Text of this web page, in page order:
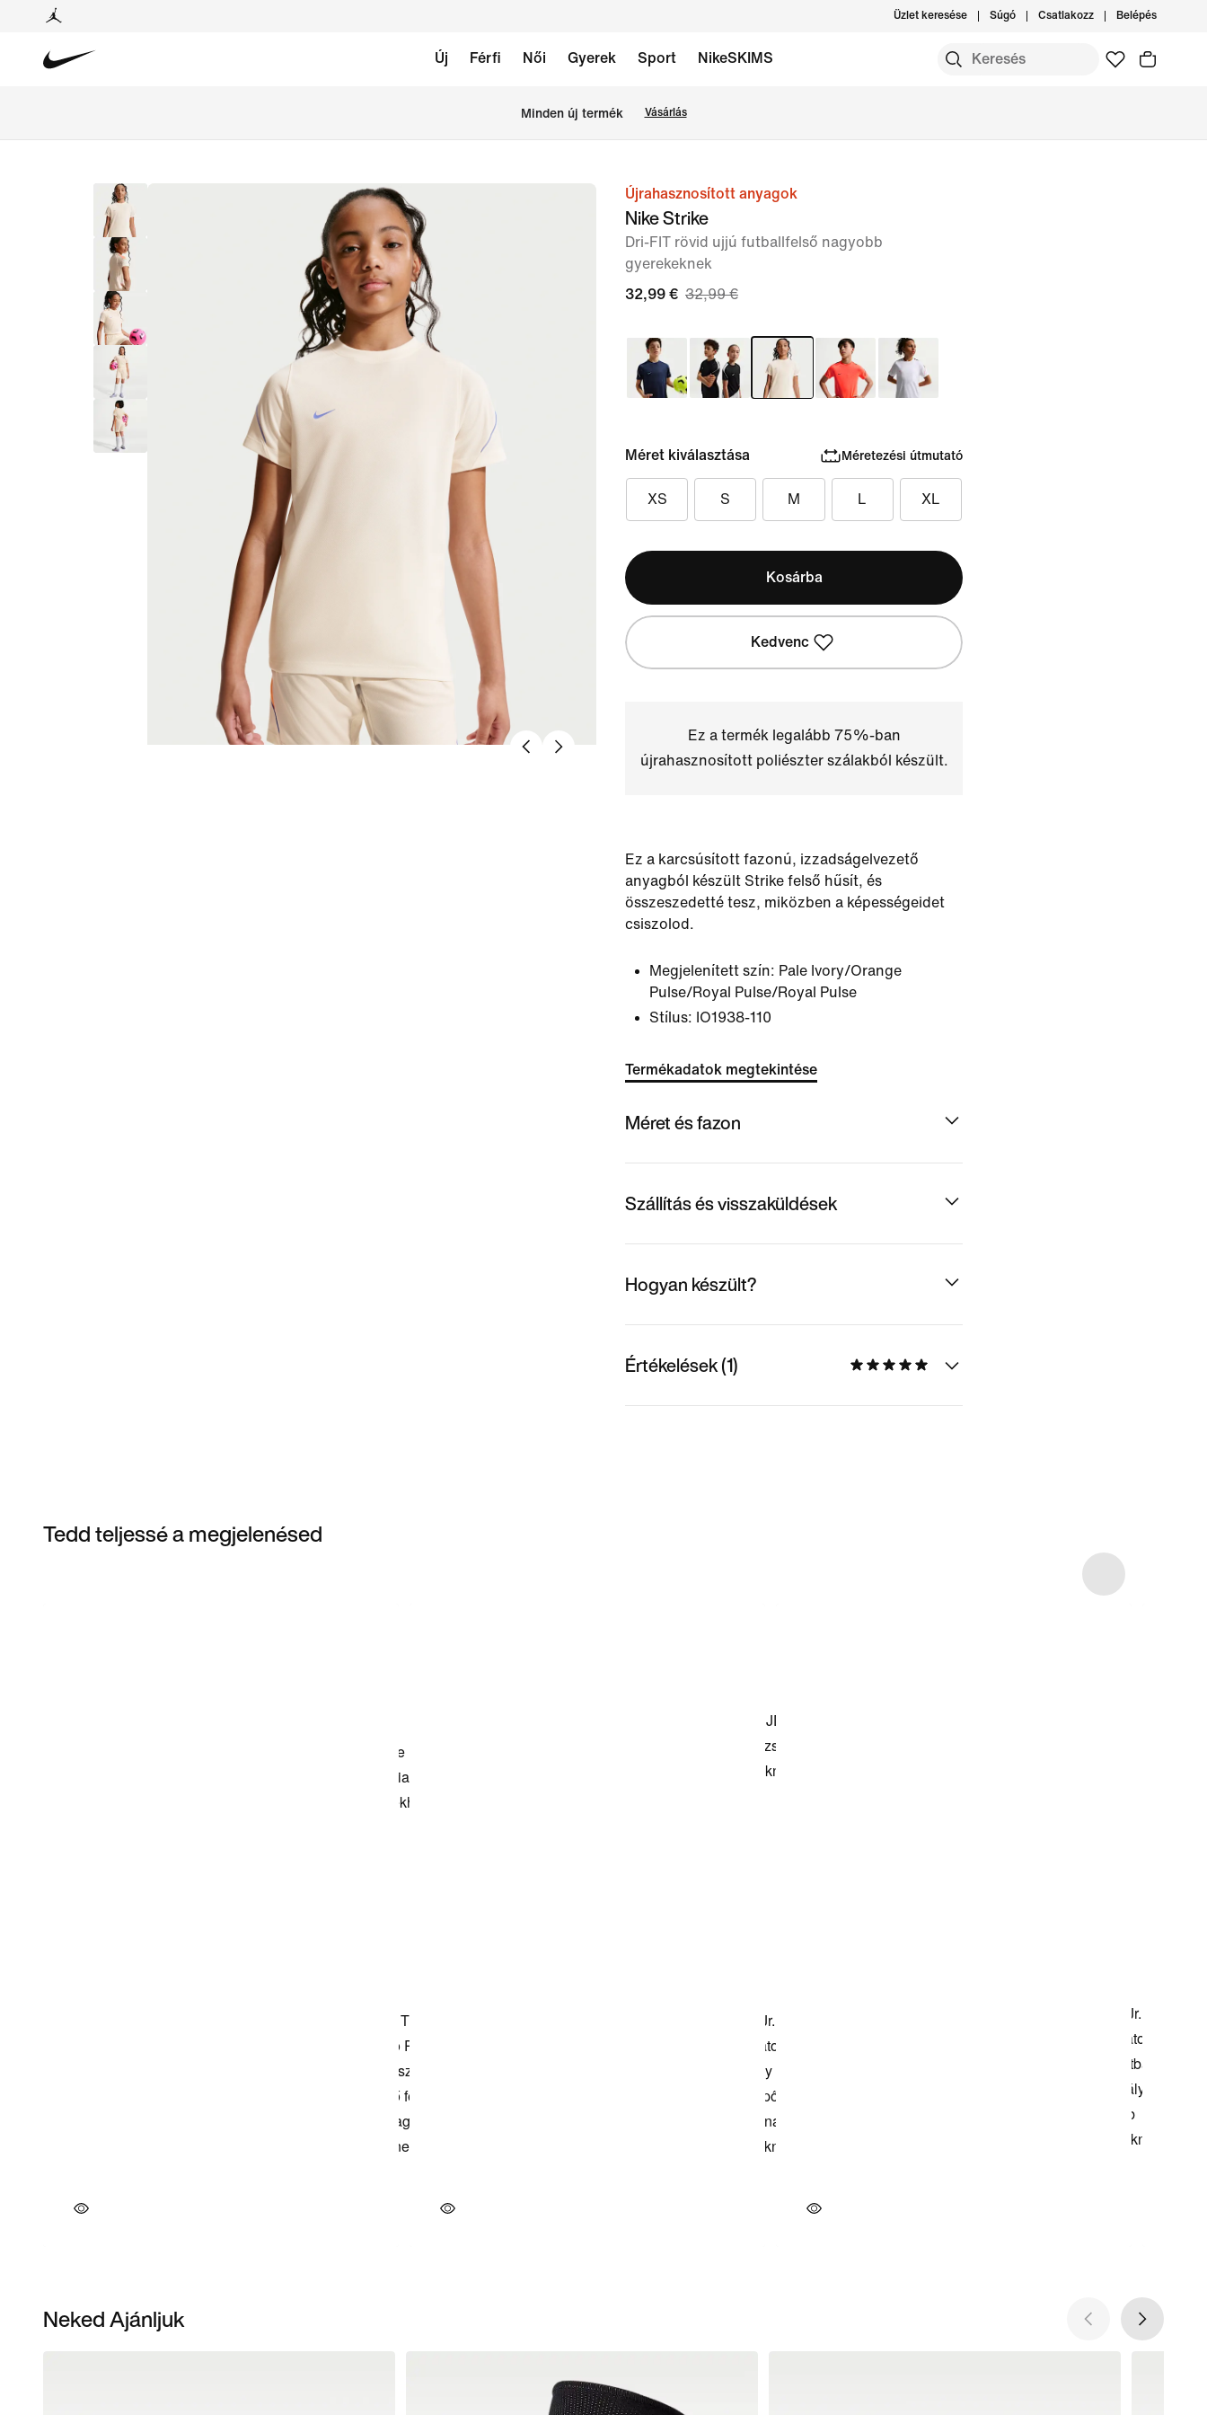
Üzlet keresése Súgó Csatlakozz Belépés
Új Férfi Női Gyerek Sport NikeSKIMS
Minden új termék Vásárlás
Újrahasznosított anyagok
Nike Strike
Dri-FIT rövid ujjú futballfelső nagyobb
gyerekeknek
32,99 € 32,99 €
Méret kiválasztása Méretezési útmutató
XS S M L XL
Kosárba
Kedvenc
Ez a termék legalább 75%-ban
újrahasznosított poliészter szálakból készült.
Ez a karcsúsított fazonú, izzadságelvezető
anyagból készült Strike felső hűsít, és
összeszedetté tesz, miközben a képességeidet
csiszolod.
Megjelenített szín: Pale Ivory/Orange
Pulse/Royal Pulse/Royal Pulse
Stílus: IO1938-110
Termékadatok megtekintése
Méret és fazon
Szállítás és visszaküldések
Hogyan készült?
Értékelések (1)
Tedd teljessé a megjelenésed
Neked Ajánljuk